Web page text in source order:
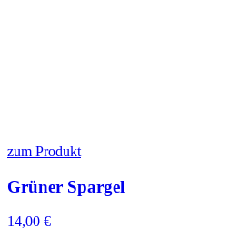
zum Produkt
Grüner Spargel
14,00 €